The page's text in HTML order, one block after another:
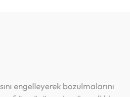
engelleyerek bozulmalarını